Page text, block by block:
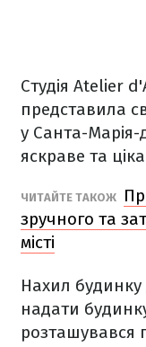
Студія Atelier
представила
у Санта-
яскраве та
ЧИТАЙТЕ ТАКОЖ
зручного та
місті
Нахил
надати
розташувався